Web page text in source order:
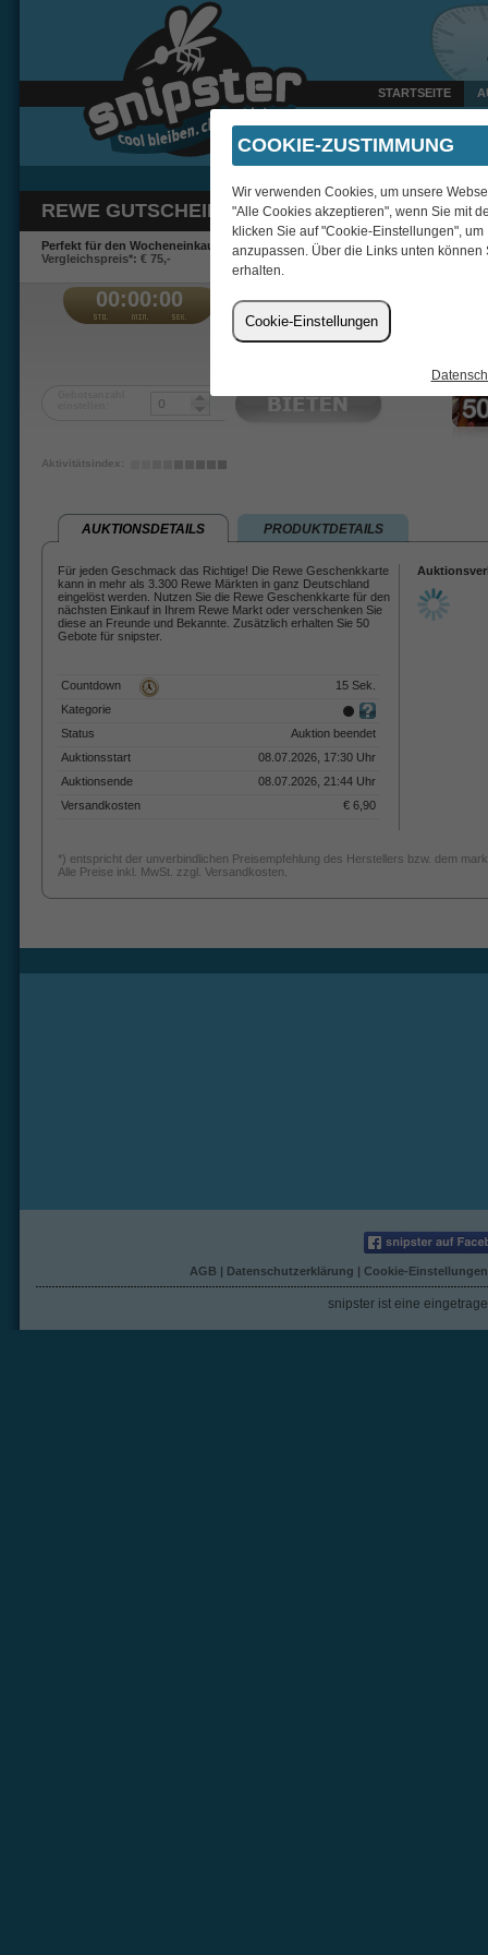
STARTSEITE
Gestern um 22:47 Uhr
REWE GUTSCHEIN 50 EUR + 50 BIDS
Perfekt für den Wocheneinkauf.
Vergleichspreis*: € 75,-
00:00:00 €
Aktivitätsindex:
AUKTIONSDETAILS PRODUKTDETAILS
Für jeden Geschmack das Richtige! Die Rewe Geschenkkarte
kann in mehr als 3.300 Rewe Märkten in ganz Deutschland
eingelöst werden. Nutzen Sie die Rewe Geschenkkarte für den
nächsten Einkauf in Ihrem Rewe Markt oder verschenken Sie
diese an Freunde und Bekannte. Zusätzlich erhalten Sie 50
Gebote für snipster.
Countdown
15 Sek.
Kategorie
Status
Auktion beendet
Auktionsstart
08.07.2026, 17:30 Uhr
Auktionsende
08.07.2026, 21:44 Uhr
Versandkosten
€ 6,90
*) entspricht der unverbindlichen Preisempfehlung des Herstellers bzw. dem
Alle Preise inkl. MwSt. zzgl. Versandkosten.
COOKIE-ZUSTIMMUNG
Wir verwenden Cookies, um unsere
"Alle Cookies akzeptieren", wenn Sie mit
klicken Sie auf "Cookie-Einstellungen",
anzupassen. Über die Links unten
erhalten.
Cookie-Einstellungen
AGB | Datenschutzerklärung | Cookie-Einstellungen
snipster ist eine